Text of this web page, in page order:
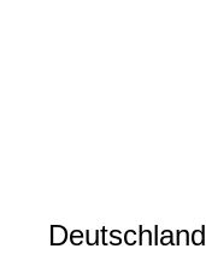
Deutschland